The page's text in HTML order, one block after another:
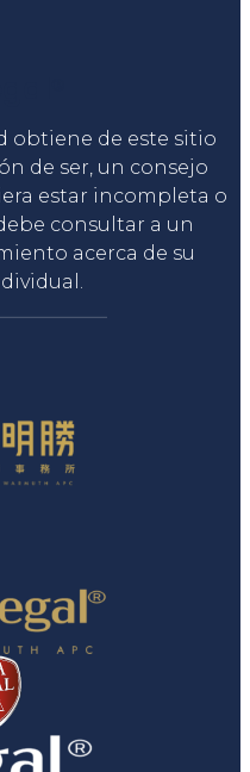
obtiene de este sitio
de ser, un consejo
estar incompleta o
consultar a un
acerca de su